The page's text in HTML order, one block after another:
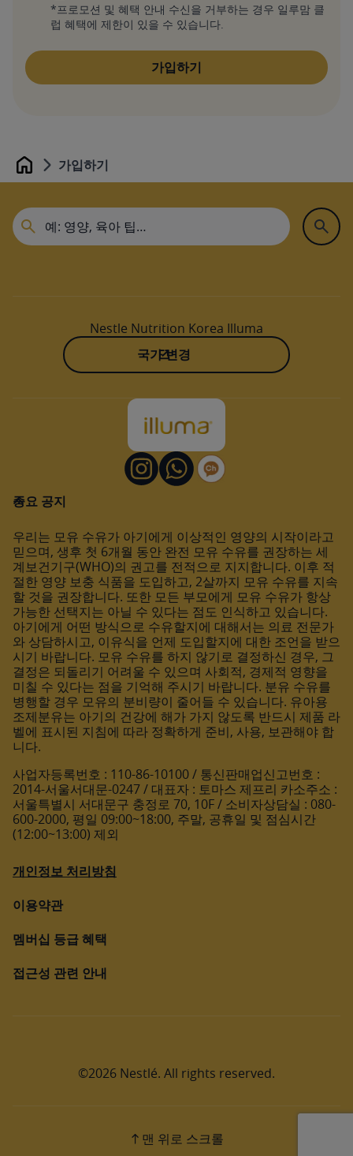
*프로모션 및 혜택 안내 수신을 거부하는 경우 일루맘 클
럽 혜택에 제한이 있을 수 있습니다.
Home 가입하기
Nestle Nutrition Korea Illuma
국가 변경
중요 공지
우리는 모유 수유가 아기에게 이상적인 영양의 시작이라고
믿으며, 생후 첫 6개월 동안 완전 모유 수유를 권장하는 세
계보건기구(WHO)의 권고를 전적으로 지지합니다. 이후 적
절한 영양 보충 식품을 도입하고, 2살까지 모유 수유를 지속
할 것을 권장합니다. 또한 모든 부모에게 모유 수유가 항상
가능한 선택지는 아닐 수 있다는 점도 인식하고 있습니다.
아기에게 어떤 방식으로 수유할지에 대해서는 의료 전문가
와 상담하시고, 이유식을 언제 도입할지에 대한 조언을 받으
시기 바랍니다. 모유 수유를 하지 않기로 결정하신 경우, 그
결정은 되돌리기 어려울 수 있으며 사회적, 경제적 영향을
미칠 수 있다는 점을 기억해 주시기 바랍니다. 분유 수유를
병행할 경우 모유의 분비량이 줄어들 수 있습니다. 유아용
조제분유는 아기의 건강에 해가 가지 않도록 반드시 제품 라
벨에 표시된 지침에 따라 정확하게 준비, 사용, 보관해야 합
니다.
사업자등록번호 : 110-86-10100 / 통신판매업신고번호 :
2014-서울서대문-0247 / 대표자 : 토마스 제프리 카소주소 :
서울특별시 서대문구 충정로 70, 10F / 소비자상담실 : 080-
600-2000, 평일 09:00~18:00, 주말, 공휴일 및 점심시간
(12:00~13:00) 제외
개인정보 처리방침
이용약관
멤버십 등급 혜택
접근성 관련 안내
©2026 Nestlé. All rights reserved.
맨 위로 스크롤